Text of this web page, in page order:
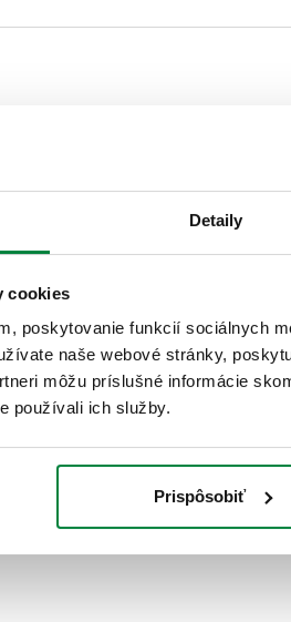
Detaily
cookies
poskytovanie funkcií sociálnych
naše webové stránky,
môžu príslušné informácie
používali ich služby.
Prispôsobiť
CALEFFI,
Rp 1/2"
rozsah
SCIP code
KÓD VO